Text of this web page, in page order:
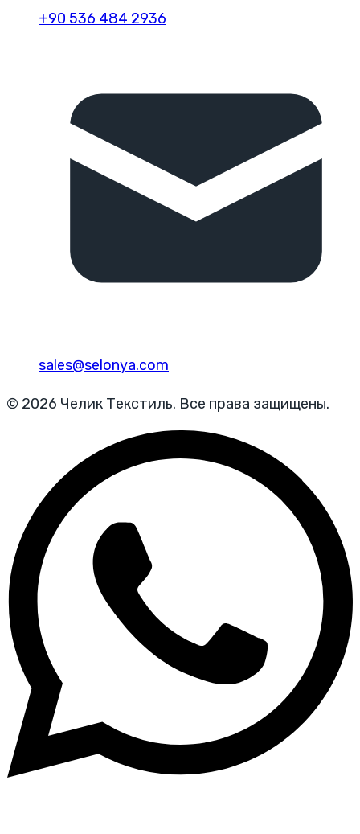
+90 536 484 2936
sales@selonya.com
© 2026 Челик Текстиль. Все права защищены.